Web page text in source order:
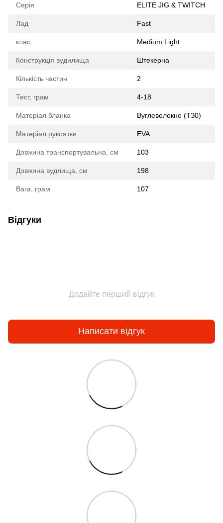
Серія ELITE JIG & TWITCH
Лад Fast
клас Medium Light
Конструкція вудилища Штекерна
Кількість частин 2
Тест, грам 4-18
Матеріал бланка Вуглеволокно (ТЗ0)
Матеріал рукоятки EVA
Довжина транспортувальна, см 103
Довжина вудлища, см 198
Вага, грам 107
Відгуки
Додайте перший відгук
Написати відгук